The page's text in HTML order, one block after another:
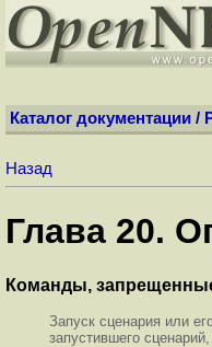
Каталог документации /
Назад
Глава 20.
Команды,
Запуск сценария или
запустившего